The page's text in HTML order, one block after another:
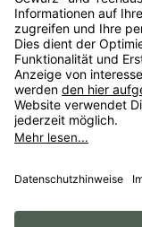
Service
Unternehmen
Alle Preise
ImpressumAGB